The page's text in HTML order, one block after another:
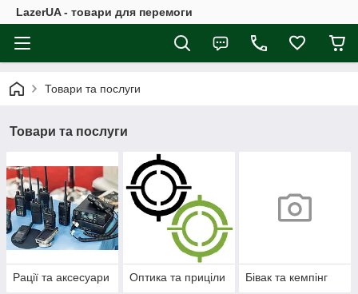
LazerUA - товари для перемоги
Товари та послуги
Товари та послуги
Рації та аксесуари Оптика та приціли Бівак та кемпінг